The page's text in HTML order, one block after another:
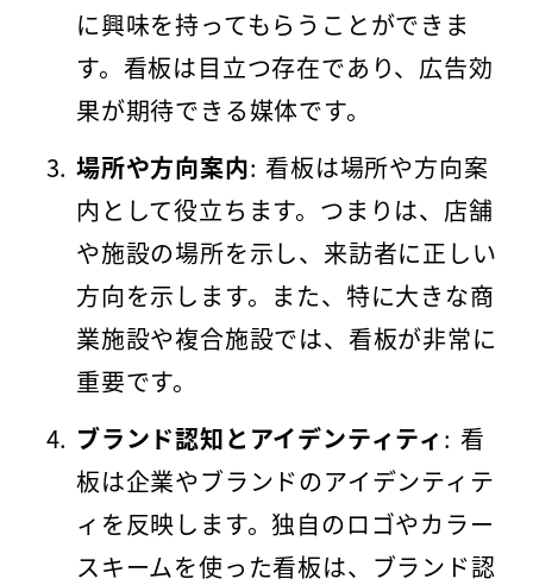
に興味を持ってもらうことができま
す。看板は目立つ存在であり、広告効
果が期待できる媒体です。
場所や方向案内: 看板は場所や方向案
内として役立ちます。つまりは、店舗
や施設の場所を示し、来訪者に正しい
方向を示します。また、特に大きな商
業施設や複合施設では、看板が非常に
重要です。
ブランド認知とアイデンティティ : 看
板は企業やブランドのアイデンティテ
ィを反映します。独自のロゴやカラー
スキームを使った看板は、ブランド認